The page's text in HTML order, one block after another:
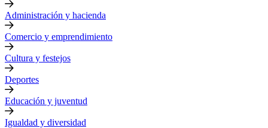
Administración y hacienda
Comercio y emprendimiento
Cultura y festejos
Deportes
Educación y juventud
Igualdad y diversidad